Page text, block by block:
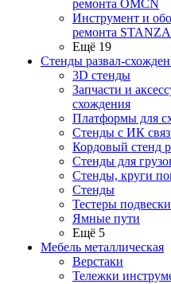
ремонта OMCN
Инструмент и
ремонта
Ещё 19
Стенды развал-
3D стенды
Запчасти и
схождения
Платформы для
Стенды с ИК
Кордовый стенд
Стенды для
Стенды, круги
Стенды
Тестеры подвески
Ямные пути
Ещё 5
Мебель металлическая
Верстаки
Тележки